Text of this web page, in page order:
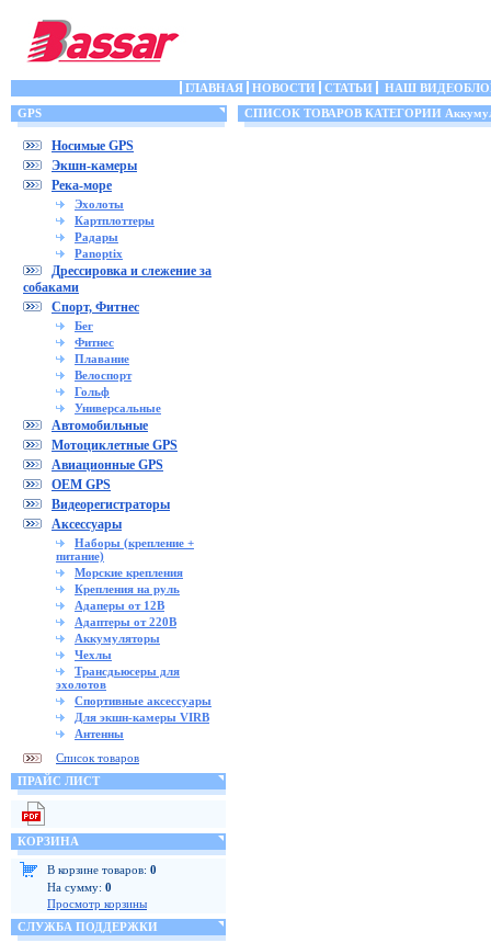
ГЛАВНАЯ НОВОСТИ СТАТЬИ
НАШ
GPS
Носимые GPS
Экшн-камеры
Река-море
Эхолоты
Картплоттеры
Радары
Panoptix
Дрессировка и слежение за
собаками
Спорт, Фитнес
Бег
Фитнес
Плавание
Велоспорт
Гольф
Универсальные
Автомобильные
Мотоциклетные GPS
Авиационные GPS
OEM GPS
Видеорегистраторы
Аксессуары
Наборы (крепление +
питание)
Морские крепления
Крепления на руль
Адаперы от 12В
Адаптеры от 220В
Аккумуляторы
Чехлы
Трансдьюсеры для
эхолотов
Спортивные аксессуары
Для экшн-камеры VIRB
Антенны
Список товаров
ПРАЙС ЛИСТ
КОРЗИНА
В корзине товаров: 0
На сумму: 0
Просмотр корзины
СЛУЖБА ПОДДЕРЖКИ
СПИСОК ТОВАРОВ КАТЕГОРИИ